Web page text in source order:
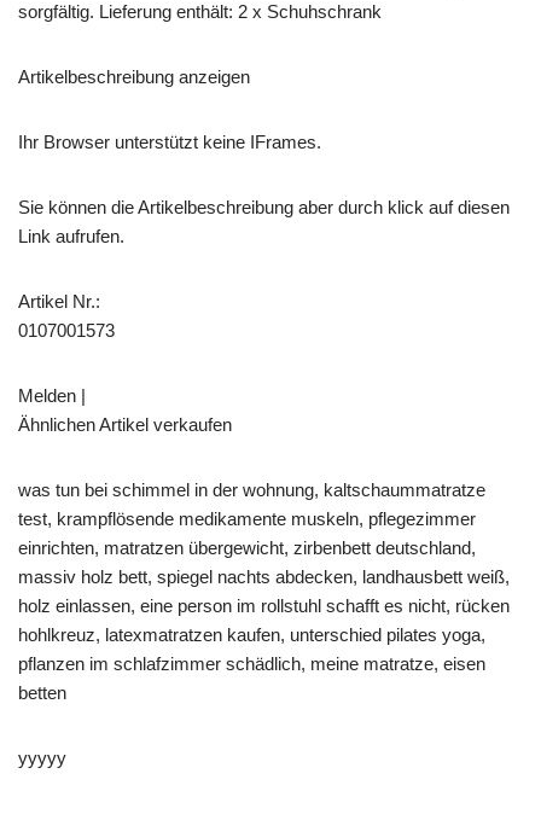
sorgfältig. Lieferung enthält: 2 x Schuhschrank
Artikelbeschreibung anzeigen
Ihr Browser unterstützt keine IFrames.
Sie können die Artikelbeschreibung aber durch klick auf diesen
Link aufrufen.
Artikel Nr.:
0107001573
Melden |
Ähnlichen Artikel verkaufen
was tun bei schimmel in der wohnung, kaltschaummatratze
test, krampflösende medikamente muskeln, pflegezimmer
einrichten, matratzen übergewicht, zirbenbett deutschland,
massiv holz bett, spiegel nachts abdecken, landhausbett weiß,
holz einlassen, eine person im rollstuhl schafft es nicht, rücken
hohlkreuz, latexmatratzen kaufen, unterschied pilates yoga,
pflanzen im schlafzimmer schädlich, meine matratze, eisen
betten
yyyyy